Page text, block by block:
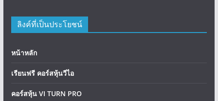
ลิงค์ที่เป็นประโยชน์
หน้าหลัก
เรียนฟรี คอร์สหุ้นวีไอ
คอร์สหุ้น VI TURN PRO